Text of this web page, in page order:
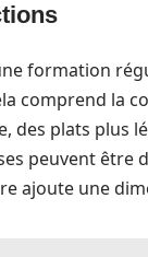
formation
comprend la
des plats plus
peuvent être
ajoute une